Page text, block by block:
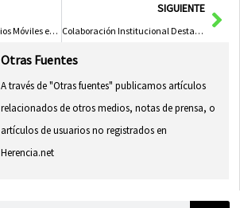
Nuevos Puntos Limpios Móviles en Toledo para Facilitar el Deshecho de Residuos
SIGUIENTE
Colaboración Institucional Destacada en el 25 Aniversario de la Virgen de Rus como Alcaldesa Perpetua de San Clemente
Otras Fuentes
A través de "Otras fuentes" publicamos artículos
relacionados de otros medios, notas de prensa, o
artículos de usuarios no registrados en
Herencia.net